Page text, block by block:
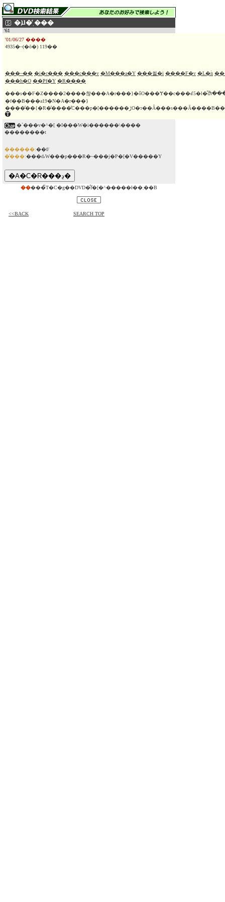
�ܐl�̓ˌ���
'61
'01/06/27 ����
4935�~(�ō�) 119��
���~�� �i�c��� ���c���v �M���a�Y ���쐴�i ����F�v �L�ؑn
���h�O ��Ҏf�Y �R����
���s��F�Z����2����햖
�f��B���a19�N�A�r���}
�`���v�^�[ �I���W�i������\����
��������t
������:��f/
�̔���:���ԃW���p���R�~���j�P�[�V�����Y
�� ���̃T�C�g��DVD�̂݃f�[�^�����ł��܂��B
<<BACK SEARCH TOP